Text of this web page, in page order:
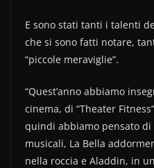
E sono stati tanti i talenti
che si sono fatti notare,
“piccole meraviglie”.
“Quest’anno abbiamo
cinema, di “Theater
quindi abbiamo pensato
musicali, La Bella
nella roccia e Aladdin, in